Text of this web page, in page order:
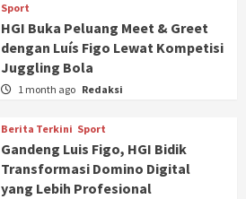
Sport
HGI Buka Peluang Meet & Greet
dengan Luís Figo Lewat Kompetisi
Juggling Bola
1 month ago Redaksi
Berita Terkini Sport
Gandeng Luis Figo, HGI Bidik
Transformasi Domino Digital
yang Lebih Profesional